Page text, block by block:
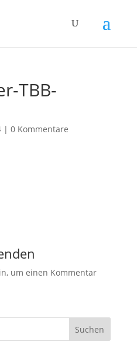
TBB-
| 0 Kommentare
um einen Kommentar